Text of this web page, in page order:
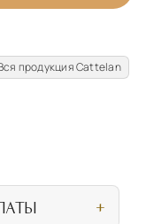
продукция Cattelan